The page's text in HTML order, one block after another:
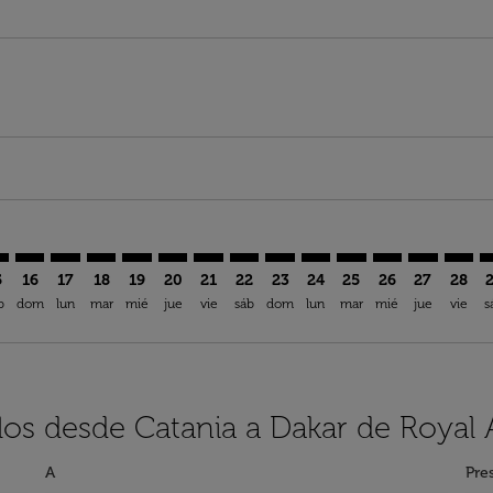
16
dom
17
lun
18
mar
CTA–DSS: cmp-view-offers-disclaimer.
19
mié
CTA–DSS: cmp-view-offers-disclaimer.
20
jue
CTA–DSS: cmp-view-offers-
21
vie
CTA–DSS: cmp-view-offers-
22
sáb
CTA–DSS: cmp-view-
23
dom
CTA–DSS: cmp-view-
24
lun
CTA–DSS: cmp-
25
mar
CTA–DSS:
26
mié
27
jue
28
vie
desde Catania a Dakar de Royal
A